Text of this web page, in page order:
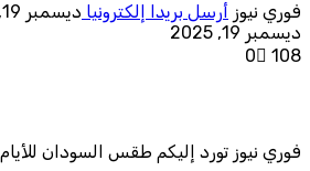
فوري نيوز أرسل بريدا إلكترونيا ديسمبر 19, 2025
ديسمبر 19, 2025
0
108
فوري نيوز تورد إليكم طقس السودان للأيام